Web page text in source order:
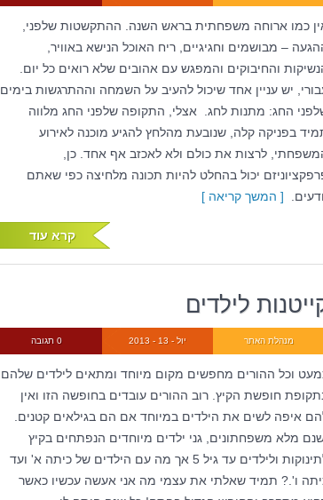
כמו ארוחה משפחתית בראש השנה. ההתקשטות שלפני,
– מבושמים וחגיגיים, ריח האוכל הנישא באוויר,
והחיבוקים והמפגש עם אהובים שלא רואים כל יום.
יש עניין אחד שיכול להעיב על השמחה וההתרגשות בימים
החג: מתנות לחג. אצלי, התקופה שלפני החג מלווה
בפניקה קלה, שנובעת מהלחץ להגיע מוכנה לאירוע
לרצות את כולם ולא לאכזב אף אחד. כן,
יכול בהחלט להיות תכונה מלחיצה כפי שאתם
[ המשך קריאה ]
קרא עוד
לילדים
0 תגובה יול - 13 - 2013 מנהלת האתר
וכל ההורים מחפשים מקום מיוחד ומתאים לילדים שלהם
חופשת הקיץ. רוב ההורים עובדים בחופשה הזו ואין
איפה לשים את הילדים במיוחד אם הם בגילאים קטנים.
מלא משפחתונים, גני ילדים מיוחדים הנפתחים בקיץ
לתינוקות ולילדים עד גיל 5 אך מה עם הילדים של כיתה א' ועד
ו'.? תמיד שאלתי את עצמי מה אני אעשה עכשיו כאשר